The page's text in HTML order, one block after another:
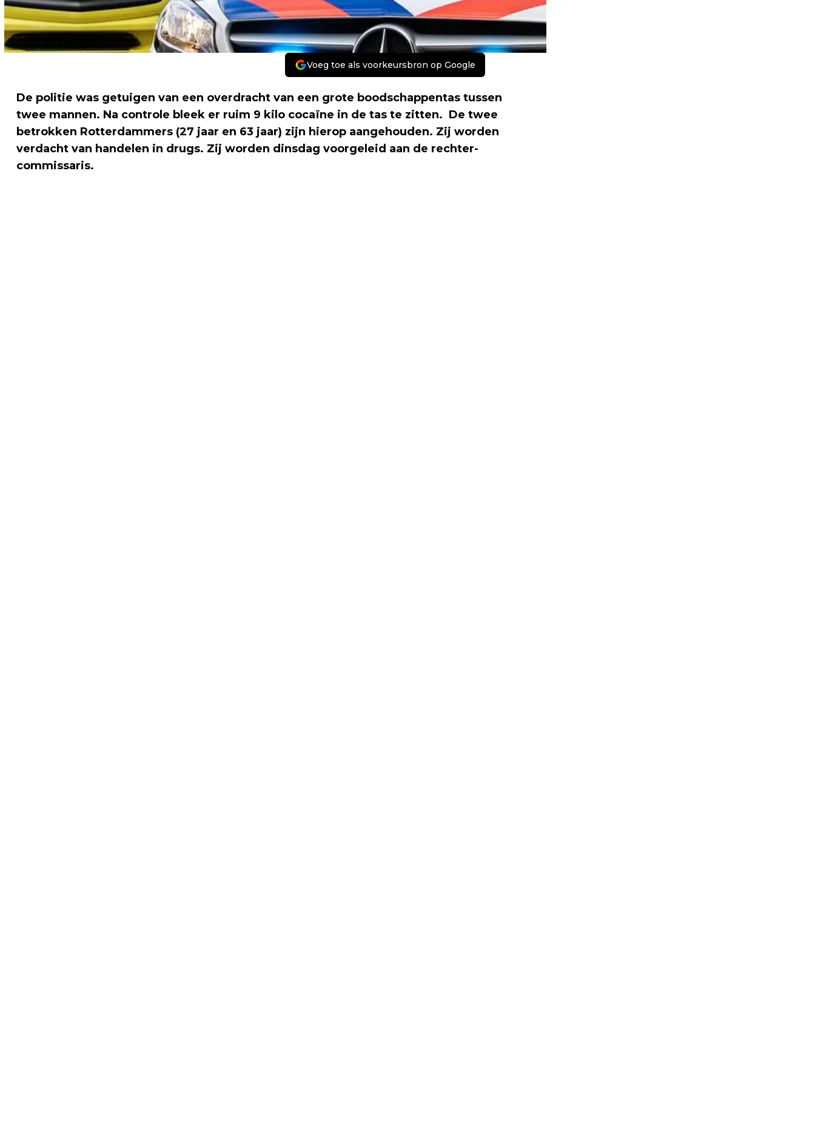
Voeg toe als voorkeursbron op Google
De politie was getuigen van een overdracht van een grote boodschappentas tussen
twee mannen. Na controle bleek er ruim 9 kilo cocaïne in de tas te zitten. De twee
betrokken Rotterdammers (27 jaar en 63 jaar) zijn hierop aangehouden. Zij worden
verdacht van handelen in drugs. Zij worden dinsdag voorgeleid aan de rechter-
commissaris.